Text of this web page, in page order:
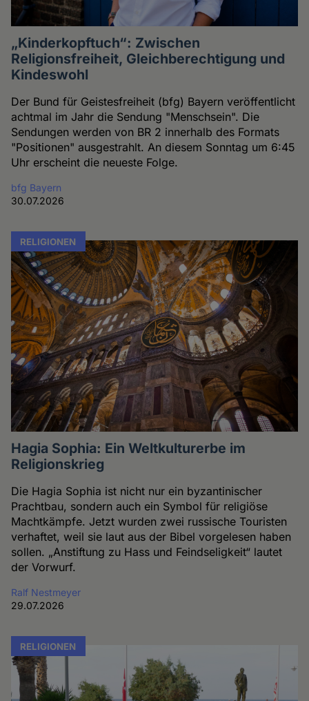
„Kinderkopftuch“: Zwischen
Religionsfreiheit, Gleichberechtigung und
Kindeswohl
Der Bund für Geistesfreiheit (bfg) Bayern veröffentlicht
achtmal im Jahr die Sendung "Menschsein". Die
Sendungen werden von BR 2 innerhalb des Formats
"Positionen" ausgestrahlt. An diesem Sonntag um 6:45
Uhr erscheint die neueste Folge.
bfg Bayern
30.07.2026
RELIGIONEN
Hagia Sophia: Ein Weltkulturerbe im
Religionskrieg
Die Hagia Sophia ist nicht nur ein byzantinischer
Prachtbau, sondern auch ein Symbol für religiöse
Machtkämpfe. Jetzt wurden zwei russische Touristen
verhaftet, weil sie laut aus der Bibel vorgelesen haben
sollen. „Anstiftung zu Hass und Feindseligkeit“ lautet
der Vorwurf.
Ralf Nestmeyer
29.07.2026
RELIGIONEN